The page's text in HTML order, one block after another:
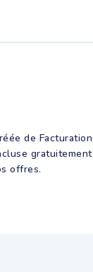
de Facturation
gratuitement
offres.